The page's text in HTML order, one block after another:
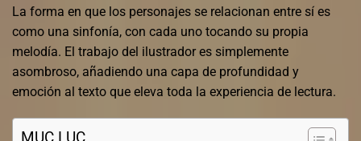
La forma en que los personajes se relacionan entre sí es
como una sinfonía, con cada uno tocando su propia
melodía. El trabajo del ilustrador es simplemente
asombroso, añadiendo una capa de profundidad y
emoción al texto que eleva toda la experiencia de lectura.